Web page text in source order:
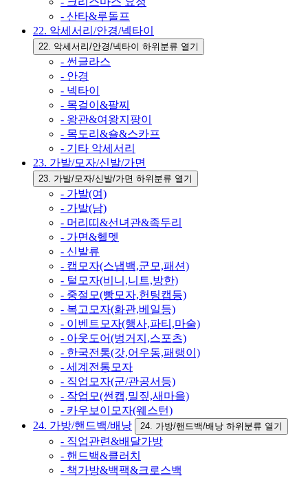
- 산타&루돌프
22. 악세서리/안경/넥타이
22. 악세서리/안경/넥타이 하위분류 열기
- 썬글라스
- 안경
- 넥타이
- 목걸이&팔찌
- 왕관&여왕지팡이
- 목도리&숄&스카프
- 기타 악세서리
23. 가발/모자/신발/가면
23. 가발/모자/신발/가면 하위분류 열기
- 가발(여)
- 가발(남)
- 머리띠&선녀관&족두리
- 가면&헬멧
- 신발류
- 캡모자(스냅백,군모,패션)
- 털모자(비니,니트,방한)
- 중절모(빵모자,헌팅캡등)
- 복고모자(화관,베일등)
- 이벤트모자(행사,파티,마술)
- 아웃도어(벙거지,스포츠)
- 한국전통(갓,어우동,패랭이)
- 세계전통모자
- 직업모자(군/관공서등)
- 작업모(썬캡,밀짚,새마을)
- 카우보이모자(웨스턴)
24. 가방/핸드백/배낭
24. 가방/핸드백/배낭 하위분류 열기
- 직업관련&배달가방
- 핸드백&클러치
- 책가방&백팩&크로스백